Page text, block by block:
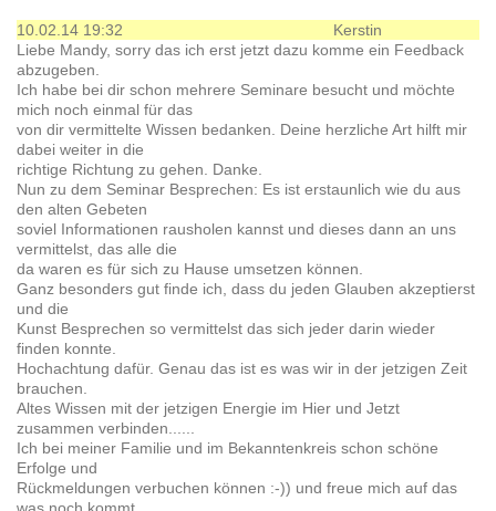
10.02.14 19:32
Kerstin
Liebe Mandy, sorry das ich erst jetzt dazu komme ein Feedback
abzugeben.
Ich habe bei dir schon mehrere Seminare besucht und möchte
mich noch einmal für das
von dir vermittelte Wissen bedanken. Deine herzliche Art hilft mir
dabei weiter in die
richtige Richtung zu gehen. Danke.
Nun zu dem Seminar Besprechen: Es ist erstaunlich wie du aus
den alten Gebeten
soviel Informationen rausholen kannst und dieses dann an uns
vermittelst, das alle die
da waren es für sich zu Hause umsetzen können.
Ganz besonders gut finde ich, dass du jeden Glauben akzeptierst
und die
Kunst Besprechen so vermittelst das sich jeder darin wieder
finden konnte.
Hochachtung dafür. Genau das ist es was wir in der jetzigen Zeit
brauchen.
Altes Wissen mit der jetzigen Energie im Hier und Jetzt
zusammen verbinden......
Ich bei meiner Familie und im Bekanntenkreis schon schöne
Erfolge und
Rückmeldungen verbuchen können :-)) und freue mich auf das
was noch kommt.